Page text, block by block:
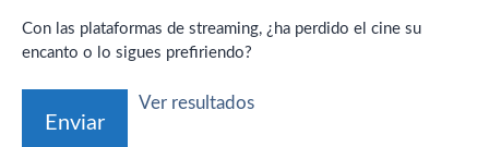
Con las plataformas de streaming, ¿ha perdido el cine su
encanto o lo sigues prefiriendo?
Ver resultados